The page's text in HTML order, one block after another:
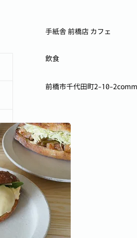
手紙舎 前橋店 カフェ
飲食
前橋市千代田町2-10-